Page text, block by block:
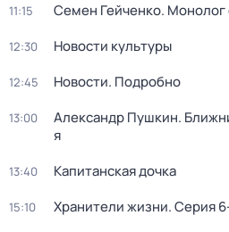
11:15 Семен Гейченко.
12:30 Новости культуры
12:45 Новости. Подробно
13:00 Александр Пушкин.
я
13:40 Капитанская дочка
15:10 Хранители жизни. Серия